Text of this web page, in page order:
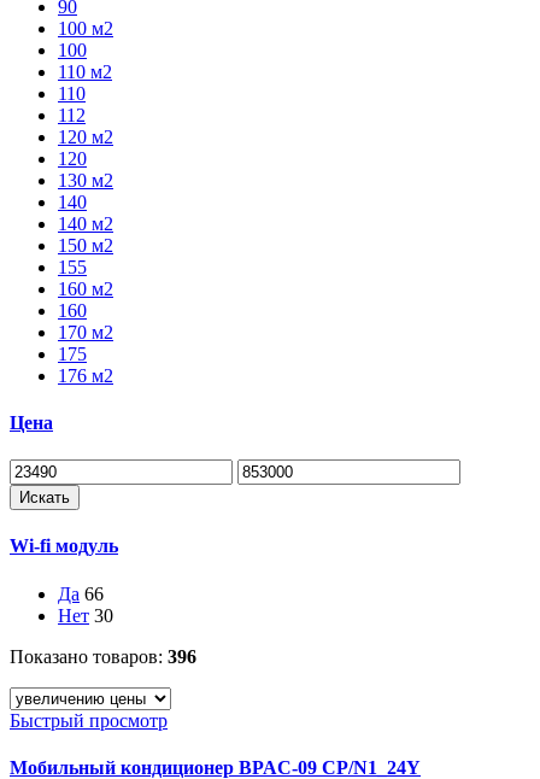
90
100 м2
100
110 м2
110
112
120 м2
120
130 м2
140
140 м2
150 м2
155
160 м2
160
170 м2
175
176 м2
Цена
Искать
Wi-fi модуль
Да 66
Нет 30
Показано товаров: 396
Быстрый просмотр
Мобильный кондиционер BPAC-09 CP/N1_24Y